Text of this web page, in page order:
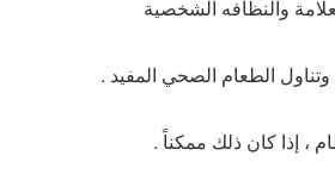
والنظافه الشخصية
الطعام الصحي المفيد .
، إذا كان ذلك ممكناً .